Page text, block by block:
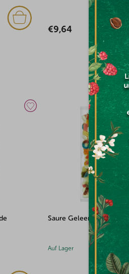
€6,21
DAS
Gelee Mini-Eier 100g
Auf Lager